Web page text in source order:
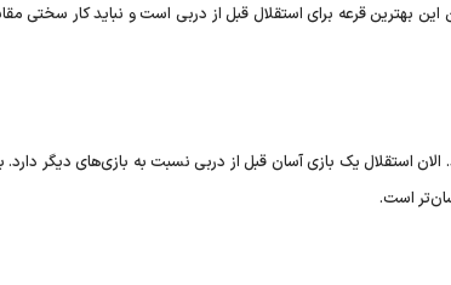
بهترین قرعه برای استقلال قبل از دربی است و نباید کار سختی
استقلال یک بازی آسان قبل از دربی نسبت به بازی‌های دیگر دارد.
است.